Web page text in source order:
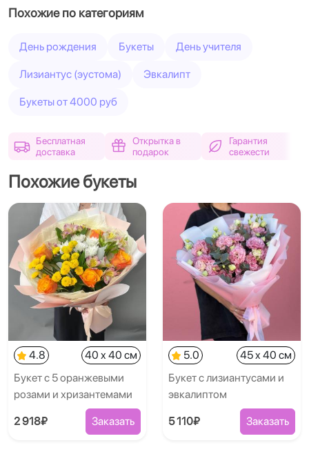
Похожие по категориям
День рождения Букеты День учителя
Лизиантус (эустома) Эвкалипт
Букеты от 4000 руб
Бесплатная
доставка
Открытка в
подарок
Гарантия
свежести
Похожие букеты
4.8
40 x 40 см
Букет с 5 оранжевыми
розами и хризантемами
2 918₽ Заказать
5.0
45 x 40 см
Букет с лизиантусами и
эвкалиптом
5 110₽ Заказать